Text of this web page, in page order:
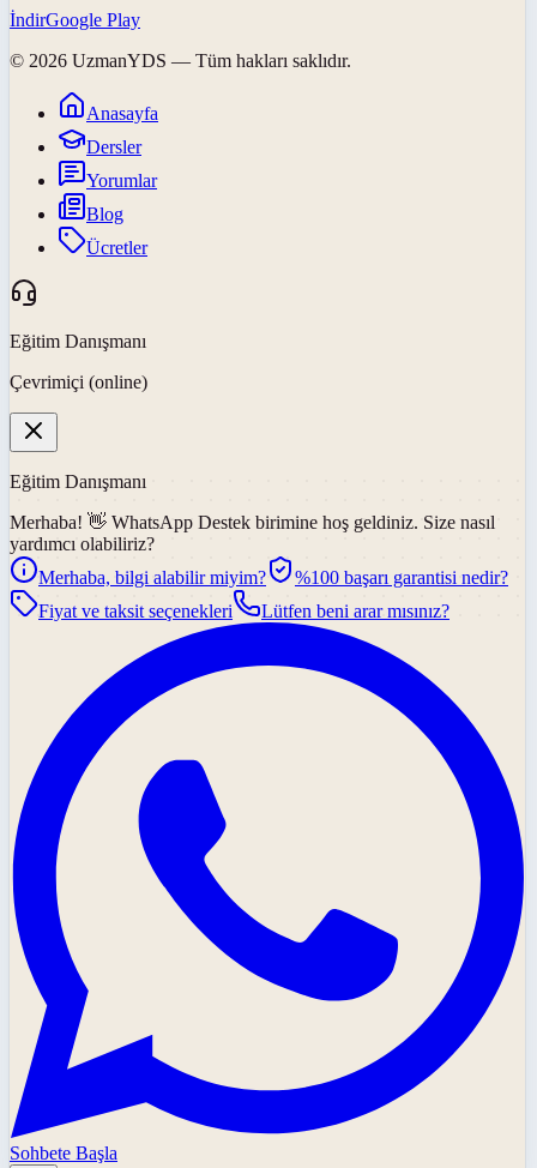
İndirGoogle Play
© 2026 UzmanYDS — Tüm hakları saklıdır.
Anasayfa
Dersler
Yorumlar
Blog
Ücretler
Eğitim Danışmanı
Çevrimiçi (online)
Eğitim Danışmanı
Merhaba! 👋 WhatsApp Destek birimine hoş geldiniz. Size nasıl
yardımcı olabiliriz?
Merhaba, bilgi alabilir miyim?
%100 başarı garantisi nedir?
Fiyat ve taksit seçenekleri
Lütfen beni arar mısınız?
Sohbete Başla